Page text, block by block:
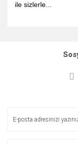
ile sizlerle...
kullanarak
Görüş ve
Ürün